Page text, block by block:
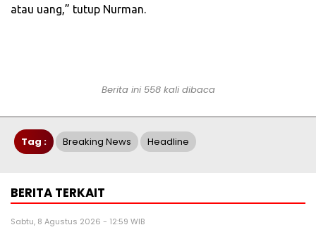
atau uang,” tutup Nurman.
Berita ini 558 kali dibaca
Tag : Breaking News Headline
BERITA TERKAIT
Sabtu, 8 Agustus 2026 - 12:59 WIB